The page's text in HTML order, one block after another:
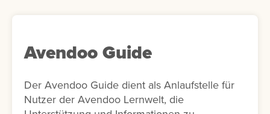
Avendoo Guide
Der Avendoo Guide dient als Anlaufstelle für
Nutzer der Avendoo Lernwelt, die